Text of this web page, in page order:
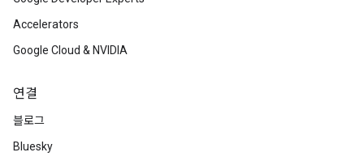
Accelerators
Google Cloud & NVIDIA
연결
블로그
Bluesky